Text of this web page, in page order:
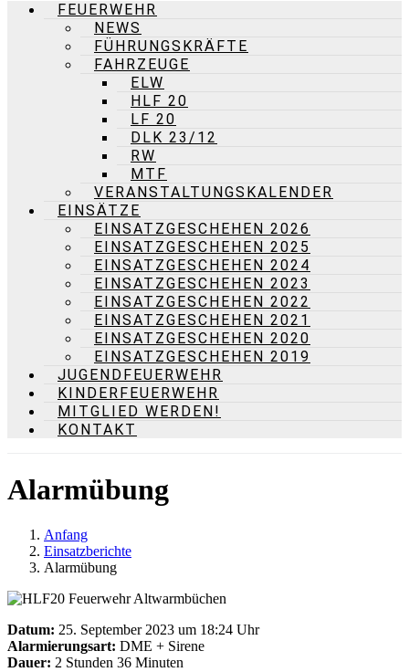
FEUERWEHR
NEWS
FÜHRUNGSKRÄFTE
FAHRZEUGE
ELW
HLF 20
LF 20
DLK 23/12
RW
MTF
VERANSTALTUNGSKALENDER
EINSÄTZE
EINSATZGESCHEHEN 2026
EINSATZGESCHEHEN 2025
EINSATZGESCHEHEN 2024
EINSATZGESCHEHEN 2023
EINSATZGESCHEHEN 2022
EINSATZGESCHEHEN 2021
EINSATZGESCHEHEN 2020
EINSATZGESCHEHEN 2019
JUGENDFEUERWEHR
KINDERFEUERWEHR
MITGLIED WERDEN!
KONTAKT
Alarmübung
Anfang
Einsatzberichte
Alarmübung
Datum: 25. September 2023 um 18:24 Uhr
Alarmierungsart: DME + Sirene
Dauer: 2 Stunden 36 Minuten